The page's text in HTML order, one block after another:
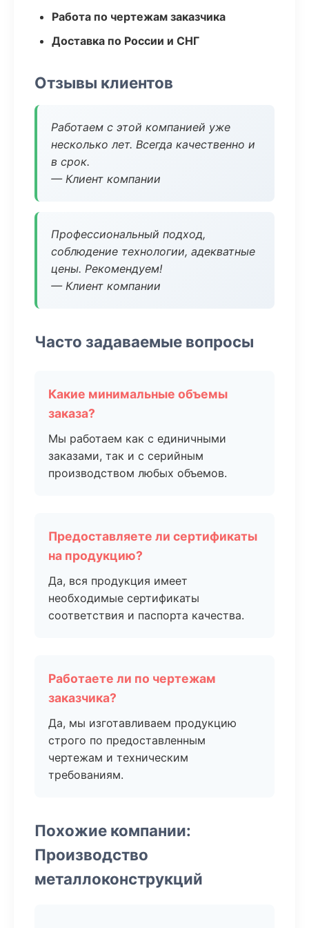
Работа по чертежам заказчика
Доставка по России и СНГ
Отзывы клиентов
Работаем с этой компанией уже
несколько лет. Всегда качественно и
в срок.
— Клиент компании
Профессиональный подход,
соблюдение технологии, адекватные
цены. Рекомендуем!
— Клиент компании
Часто задаваемые вопросы
Какие минимальные объемы
заказа?
Мы работаем как с единичными
заказами, так и с серийным
производством любых объемов.
Предоставляете ли сертификаты
на продукцию?
Да, вся продукция имеет
необходимые сертификаты
соответствия и паспорта качества.
Работаете ли по чертежам
заказчика?
Да, мы изготавливаем продукцию
строго по предоставленным
чертежам и техническим
требованиям.
Похожие компании:
Производство
металлоконструкций